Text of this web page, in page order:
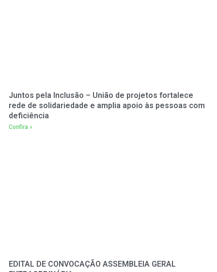
Juntos pela Inclusão – União de projetos fortalece
rede de solidariedade e amplia apoio às pessoas com
deficiência
Confira »
EDITAL DE CONVOCAÇÃO ASSEMBLEIA GERAL